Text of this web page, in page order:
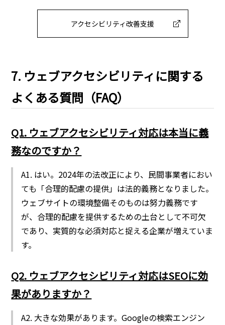
アクセシビリティ改善支援
7. ウェブアクセシビリティに関する
よくある質問（FAQ）
Q1. ウェブアクセシビリティ対応は本当に義
務なのですか？
A1. はい。2024年の法改正により、民間事業者におい
ても「合理的配慮の提供」は法的義務となりました。
ウェブサイトの環境整備そのものは努力義務です
が、合理的配慮を提供するための土台として不可欠
であり、実質的な必須対応と捉える企業が増えていま
す。
Q2. ウェブアクセシビリティ対応はSEOに効
果がありますか？
A2. 大きな効果があります。Googleの検索エンジン